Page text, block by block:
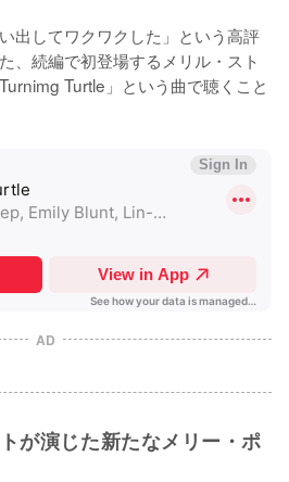
出してワクワクした」という高評
、続編で初登場するメリル・スト
Turtle」という曲で聴くこと
AD
が演じた新たなメリー・ポ